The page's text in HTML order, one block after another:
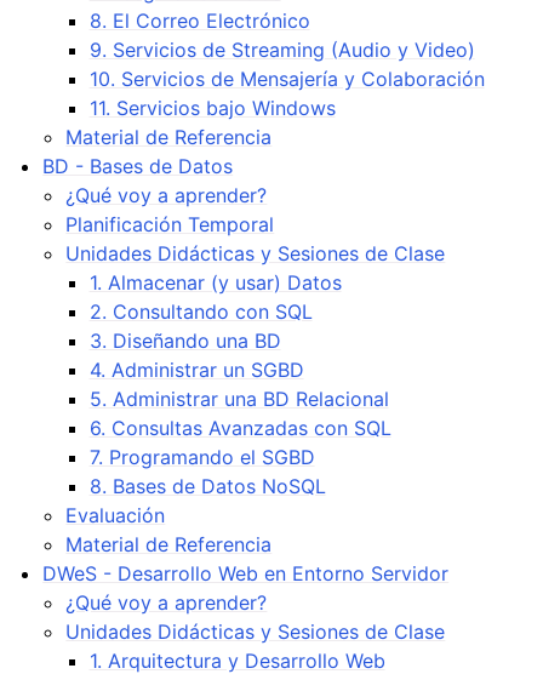
8. El Correo Electrónico
9. Servicios de Streaming (Audio y Video)
10. Servicios de Mensajería y Colaboración
11. Servicios bajo Windows
Material de Referencia
BD - Bases de Datos
¿Qué voy a aprender?
Planificación Temporal
Unidades Didácticas y Sesiones de Clase
1. Almacenar (y usar) Datos
2. Consultando con SQL
3. Diseñando una BD
4. Administrar un SGBD
5. Administrar una BD Relacional
6. Consultas Avanzadas con SQL
7. Programando el SGBD
8. Bases de Datos NoSQL
Evaluación
Material de Referencia
DWeS - Desarrollo Web en Entorno Servidor
¿Qué voy a aprender?
Unidades Didácticas y Sesiones de Clase
1. Arquitectura y Desarrollo Web